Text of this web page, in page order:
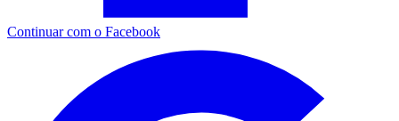
Continuar com o Facebook